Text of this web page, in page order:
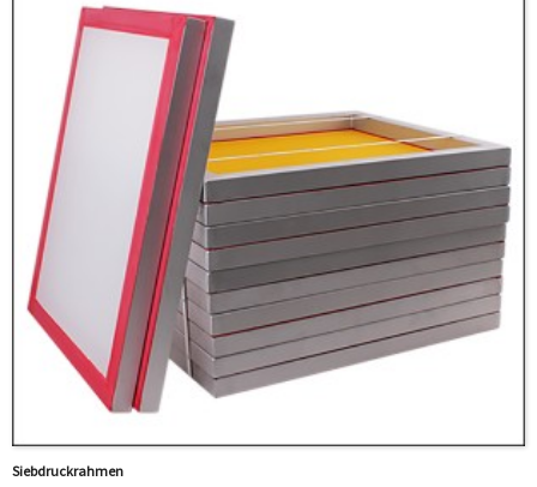
Siebdruckrahmen